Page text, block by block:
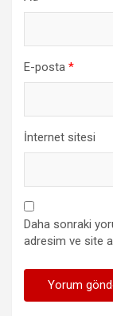
E-posta *
İnternet sitesi
Daha sonraki
adresim ve site